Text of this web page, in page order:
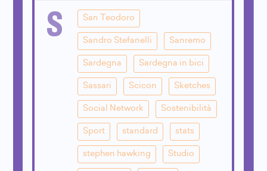
S San Teodoro
Sandro Stefanelli Sanremo
Sardegna Sardegna in bici
Sassari Scicon Sketches
Social Network Sostenibilità
Sport standard stats
stephen hawking Studio